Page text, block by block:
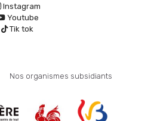
Instagram
Youtube
Tik tok
Nos organismes subsidiants